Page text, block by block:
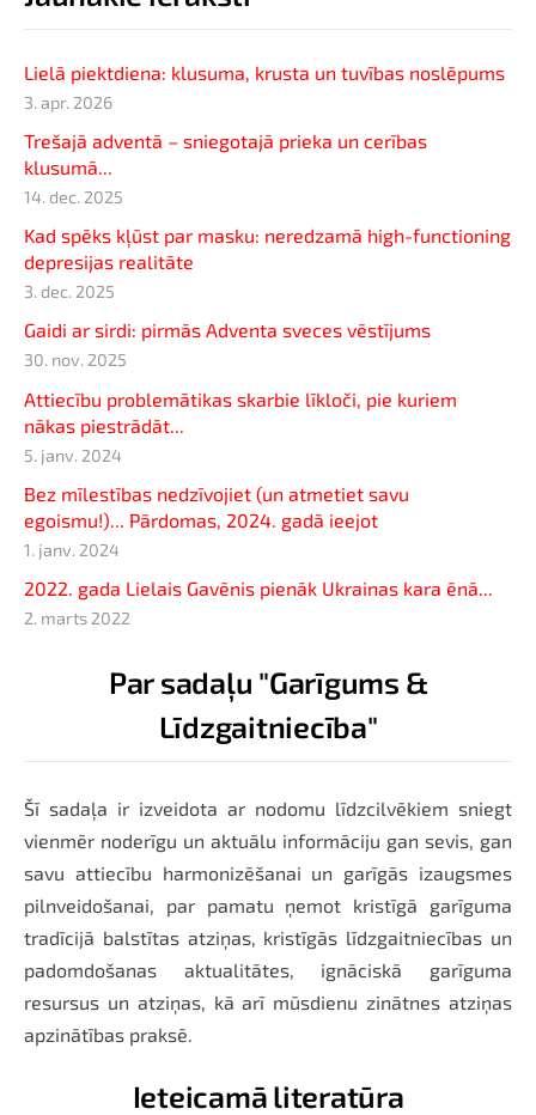
Lielā piektdiena: klusuma, krusta un tuvības noslēpums
3. apr. 2026
Trešajā adventā – sniegotajā prieka un cerības
klusumā...
14. dec. 2025
Kad spēks kļūst par masku: neredzamā high-functioning
depresijas realitāte
3. dec. 2025
Gaidi ar sirdi: pirmās Adventa sveces vēstījums
30. nov. 2025
Attiecību problemātikas skarbie līkloči, pie kuriem
nākas piestrādāt...
5. janv. 2024
Bez mīlestības nedzīvojiet (un atmetiet savu
egoismu!)... Pārdomas, 2024. gadā ieejot
1. janv. 2024
2022. gada Lielais Gavēnis pienāk Ukrainas kara ēnā...
2. marts 2022
Par sadaļu "Garīgums &
Līdzgaitniecība"
Šī sadaļa ir izveidota ar nodomu līdzcilvēkiem sniegt
vienmēr noderīgu un aktuālu informāciju gan sevis, gan
savu attiecību harmonizēšanai un garīgās izaugsmes
pilnveidošanai, par pamatu ņemot kristīgā garīguma
tradīcijā balstītas atziņas, kristīgās līdzgaitniecības un
padomdošanas aktualitātes, ignāciskā garīguma
resursus un atziņas, kā arī mūsdienu zinātnes atziņas
apzinātības praksē.
Ieteicamā literatūra